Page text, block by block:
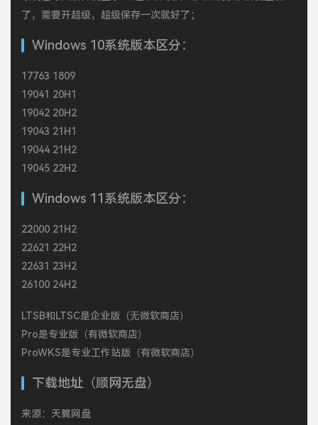
了，需要开超级，超级保存一次就好了；
Windows 10系统版本区分：
17763 1809
19041 20H1
19042 20H2
19043 21H1
19044 21H2
19045 22H2
Windows 11系统版本区分：
22000 21H2
22621 22H2
22631 23H2
26100 24H2
LTSB和LTSC是企业版（无微软商店）
Pro是专业版（有微软商店）
ProWKS是专业工作站版（有微软商店）
下载地址（顺网无盘）
来源：天翼网盘